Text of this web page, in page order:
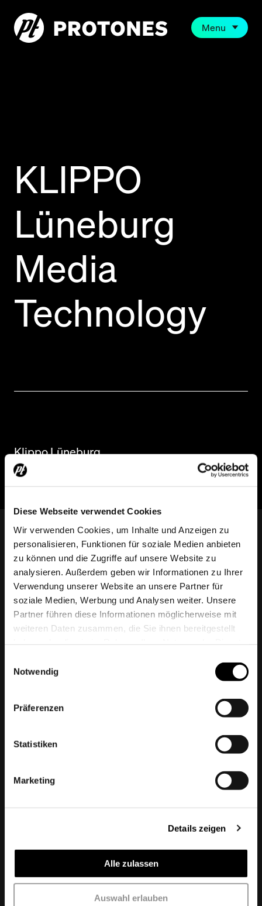
Diese Webseite verwendet Cookies
Wir verwenden Cookies, um Inhalte und Anzeigen zu
personalisieren, Funktionen für soziale Medien anbieten
zu können und die Zugriffe auf unsere Website zu
analysieren. Außerdem geben wir Informationen zu Ihrer
Verwendung unserer Website an unsere Partner für
soziale Medien, Werbung und Analysen weiter. Unsere
Partner führen diese Informationen möglicherweise mit
weiteren Daten zusammen, die Sie ihnen bereitgestellt
Notwendig
Präferenzen
Statistiken
Marketing
Details zeigen
Alle zulassen
Auswahl erlauben
Menu
KLIPPO
Lüneburg
Media
Technology
Klippo Lüneburg
Protones, LLC
Zeppelinstraße 3
Fax: +49 (0) 4131 - 244 90 09
20097 Hamburg
Berlin Office